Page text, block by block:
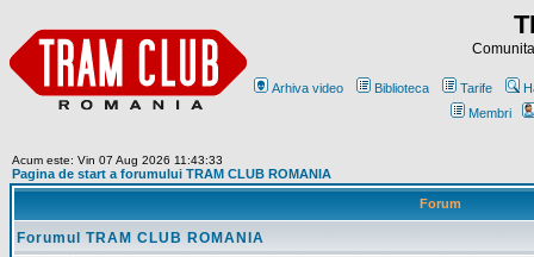
Arhiva video Biblioteca Tarife
Membri
Acum este: Vin 07 Aug 2026 11:43:33
Pagina de start a forumului TRAM CLUB ROMANIA
Forum
Forumul TRAM CLUB ROMANIA